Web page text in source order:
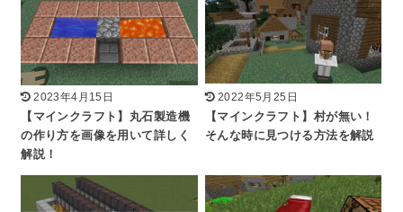
2023年4月15日
【マインクラフト】丸石製造機
の作り方を画像を用いて詳しく
解説！
2022年5月25日
【マインクラフト】村が無い！
そんな時に見つける方法を解説